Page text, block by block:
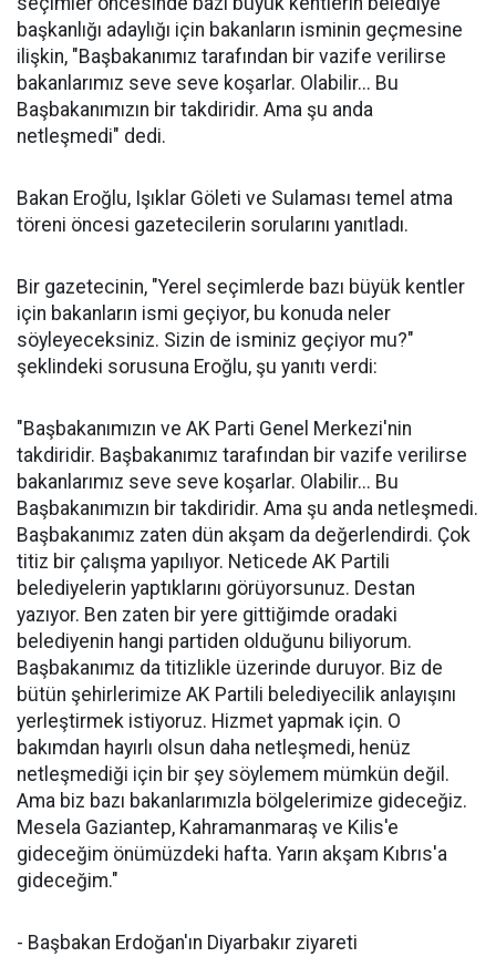
başkanlığı adaylığı için bakanların isminin geçmesine
ilişkin, "Başbakanımız tarafından bir vazife verilirse
bakanlarımız seve seve koşarlar. Olabilir... Bu
Başbakanımızın bir takdiridir. Ama şu anda
netleşmedi" dedi.
Bakan Eroğlu, Işıklar Göleti ve Sulaması temel atma
töreni öncesi gazetecilerin sorularını yanıtladı.
Bir gazetecinin, "Yerel seçimlerde bazı büyük kentler
için bakanların ismi geçiyor, bu konuda neler
söyleyeceksiniz. Sizin de isminiz geçiyor mu?"
şeklindeki sorusuna Eroğlu, şu yanıtı verdi:
"Başbakanımızın ve AK Parti Genel Merkezi'nin
takdiridir. Başbakanımız tarafından bir vazife verilirse
bakanlarımız seve seve koşarlar. Olabilir... Bu
Başbakanımızın bir takdiridir. Ama şu anda netleşmedi.
Başbakanımız zaten dün akşam da değerlendirdi. Çok
titiz bir çalışma yapılıyor. Neticede AK Partili
belediyelerin yaptıklarını görüyorsunuz. Destan
yazıyor. Ben zaten bir yere gittiğimde oradaki
belediyenin hangi partiden olduğunu biliyorum.
Başbakanımız da titizlikle üzerinde duruyor. Biz de
bütün şehirlerimize AK Partili belediyecilik anlayışını
yerleştirmek istiyoruz. Hizmet yapmak için. O
bakımdan hayırlı olsun daha netleşmedi, henüz
netleşmediği için bir şey söylemem mümkün değil.
Ama biz bazı bakanlarımızla bölgelerimize gideceğiz.
Mesela Gaziantep, Kahramanmaraş ve Kilis'e
gideceğim önümüzdeki hafta. Yarın akşam Kıbrıs'a
gideceğim."
- Başbakan Erdoğan'ın Diyarbakır ziyareti